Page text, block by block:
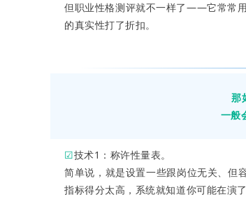
但职业性格测评就不一样了——它常常用
的真实性打了折扣。
那
一般
☑技术1：称许性量表。
简单说，就是设置一些跟岗位无关、但
指标得分太高，系统就知道你可能在演了